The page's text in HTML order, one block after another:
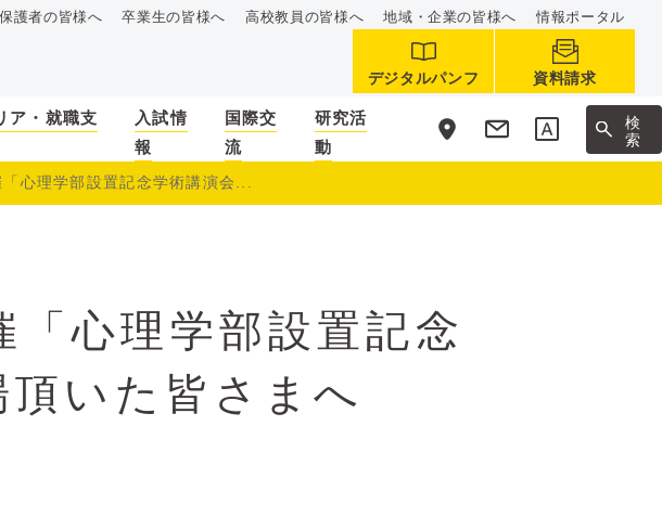
保護者の皆様へ 卒業生の皆様へ 高校教員の皆様へ 地域・企業の皆様へ 情報ポータル
デジタルパンフ 資料請求
ア・就職支
入試情
報
国際交
流
研究活
動
サ
イ
ト
内
検
索
心理学部設置記念学術講演会...
「心理学部設置記念
いた皆さまへ